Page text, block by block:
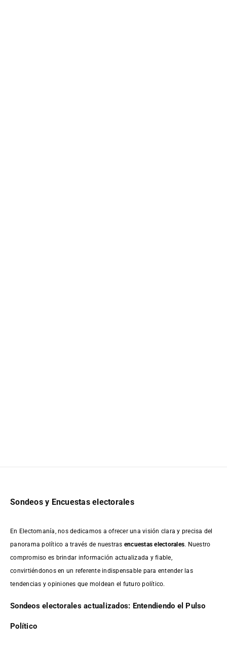
Sondeos y Encuestas electorales
En Electomanía, nos dedicamos a ofrecer una visión clara y precisa del
panorama político a través de nuestras encuestas electorales. Nuestro
compromiso es brindar información actualizada y fiable,
convirtiéndonos en un referente indispensable para entender las
tendencias y opiniones que moldean el futuro político.
Sondeos electorales actualizados: Entendiendo el Pulso
Político